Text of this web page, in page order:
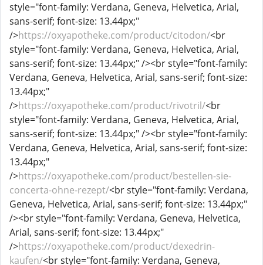
style="font-family: Verdana, Geneva, Helvetica, Arial,
sans-serif; font-size: 13.44px;"
/>https://oxyapotheke.com/product/citodon/<br
style="font-family: Verdana, Geneva, Helvetica, Arial,
sans-serif; font-size: 13.44px;" /><br style="font-family:
Verdana, Geneva, Helvetica, Arial, sans-serif; font-size:
13.44px;"
/>https://oxyapotheke.com/product/rivotril/<br
style="font-family: Verdana, Geneva, Helvetica, Arial,
sans-serif; font-size: 13.44px;" /><br style="font-family:
Verdana, Geneva, Helvetica, Arial, sans-serif; font-size:
13.44px;"
/>https://oxyapotheke.com/product/bestellen-sie-
concerta-ohne-rezept/<br style="font-family: Verdana,
Geneva, Helvetica, Arial, sans-serif; font-size: 13.44px;"
/><br style="font-family: Verdana, Geneva, Helvetica,
Arial, sans-serif; font-size: 13.44px;"
/>https://oxyapotheke.com/product/dexedrin-
kaufen/<br style="font-family: Verdana, Geneva,